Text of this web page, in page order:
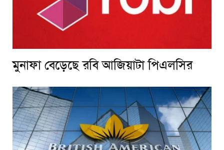
মুনাফা বেড়েছে রবি আজিয়াটা পিএলসির